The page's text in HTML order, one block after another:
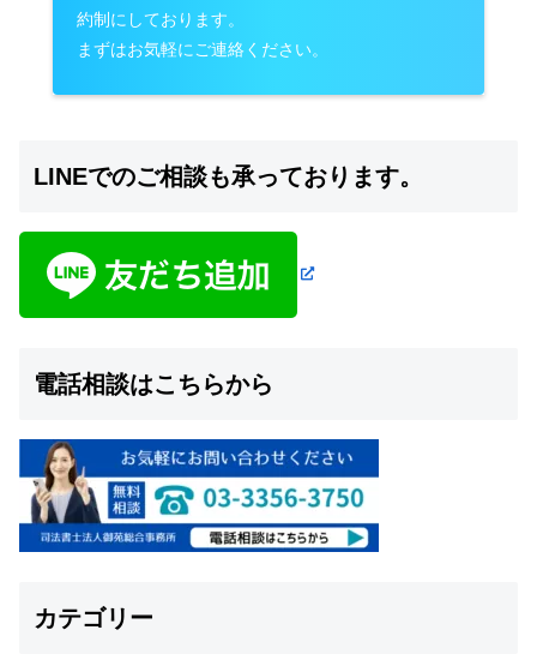
約制にしております。
まずはお気軽にご連絡ください。
LINEでのご相談も承っております。
電話相談はこちらから
カテゴリー